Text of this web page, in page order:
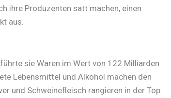
ihre Produzenten satt machen, einen
aus.
sie Waren im Wert von 122 Milliarden
Lebensmittel und Alkohol machen den
und Schweinefleisch rangieren in der Top